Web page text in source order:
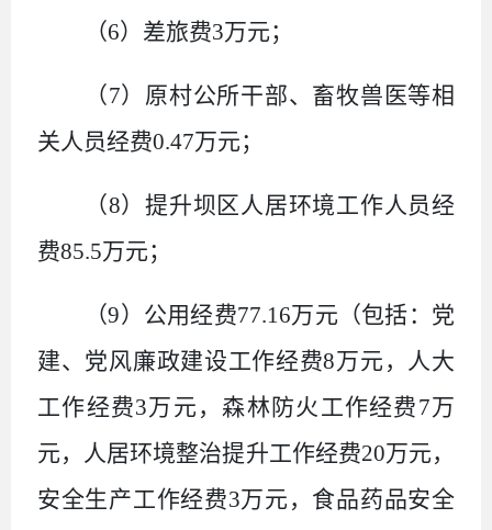
（6）差旅费3万元；
（7）原村公所干部、畜牧兽医等相
关人员经费0.47万元；
（8）提升坝区人居环境工作人员经
费85.5万元；
（9）公用经费77.16万元（包括：党
建、党风廉政建设工作经费8万元，人大
工作经费3万元，森林防火工作经费7万
元，人居环境整治提升工作经费20万元，
安全生产工作经费3万元，食品药品安全